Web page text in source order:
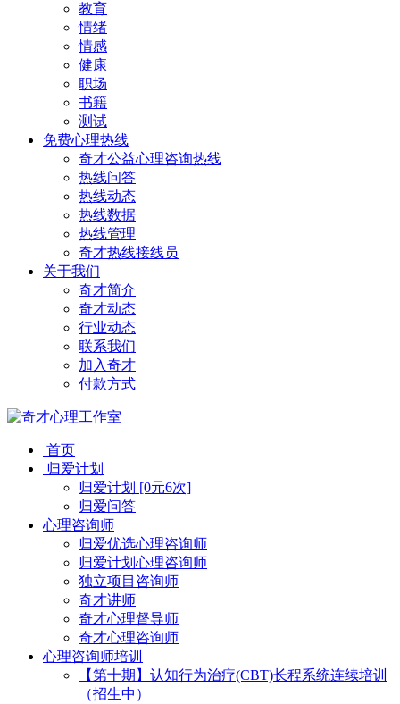
教育
情绪
情感
健康
职场
书籍
测试
免费心理热线
奇才公益心理咨询热线
热线问答
热线动态
热线数据
热线管理
奇才热线接线员
关于我们
奇才简介
奇才动态
行业动态
联系我们
加入奇才
付款方式
首页
归爱计划
归爱计划 [0元6次]
归爱问答
心理咨询师
归爱优选心理咨询师
归爱计划心理咨询师
独立项目咨询师
奇才讲师
奇才心理督导师
奇才心理咨询师
心理咨询师培训
【第十期】认知行为治疗(CBT)长程系统连续培训
（招生中）